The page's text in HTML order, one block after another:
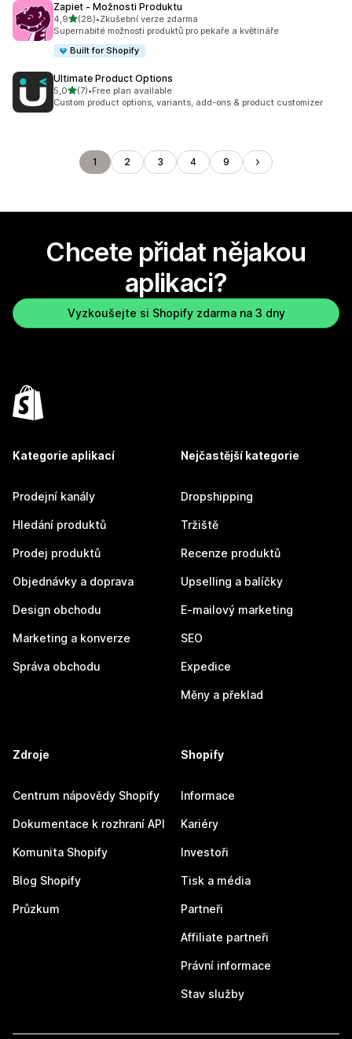
Zapiet ‑ Možnosti Produktu
4,9z 5 hvězd
(28)
Celkový počet recenzí: 28
•Zkušební verze zdarma
Supernabité možnosti produktů pro pekaře a květináře
Built for Shopify
Ultimate Product Options
5,0z 5 hvězd
(7)
Celkový počet recenzí: 7
•Free plan available
Custom product options, variants, add-ons & product customizer
1 2 3 4 9
Chcete přidat nějakou
aplikaci?
Vyzkoušejte si Shopify zdarma na 3 dny
Kategorie aplikací
Prodejní kanály
Hledání produktů
Prodej produktů
Objednávky a doprava
Design obchodu
Marketing a konverze
Správa obchodu
Nejčastější kategorie
Dropshipping
Tržiště
Recenze produktů
Upselling a balíčky
E-mailový marketing
SEO
Expedice
Měny a překlad
Zdroje
Centrum nápovědy Shopify
Dokumentace k rozhraní API
Komunita Shopify
Blog Shopify
Průzkum
Shopify
Informace
Kariéry
Investoři
Tisk a média
Partneři
Affiliate partneři
Právní informace
Stav služby